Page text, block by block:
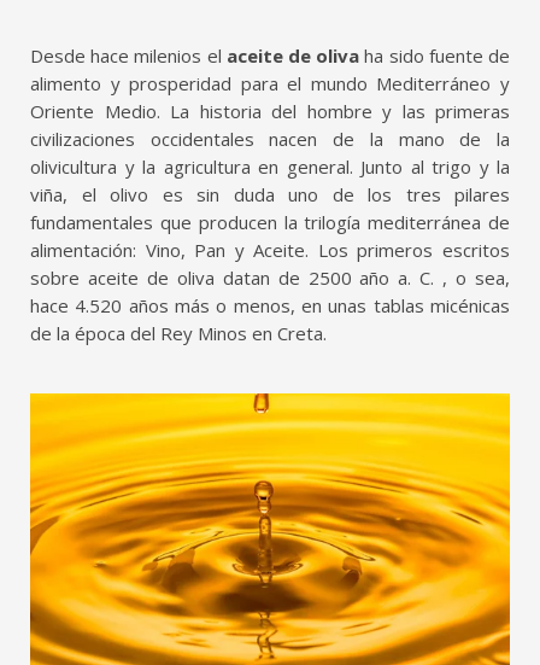
Desde hace milenios el aceite de oliva ha sido fuente de
alimento y prosperidad para el mundo Mediterráneo y
Oriente Medio. La historia del hombre y las primeras
civilizaciones occidentales nacen de la mano de la
olivicultura y la agricultura en general. Junto al trigo y la
viña, el olivo es sin duda uno de los tres pilares
fundamentales que producen la trilogía mediterránea de
alimentación: Vino, Pan y Aceite. Los primeros escritos
sobre aceite de oliva datan de 2500 año a. C. , o sea,
hace 4.520 años más o menos, en unas tablas micénicas
de la época del Rey Minos en Creta.